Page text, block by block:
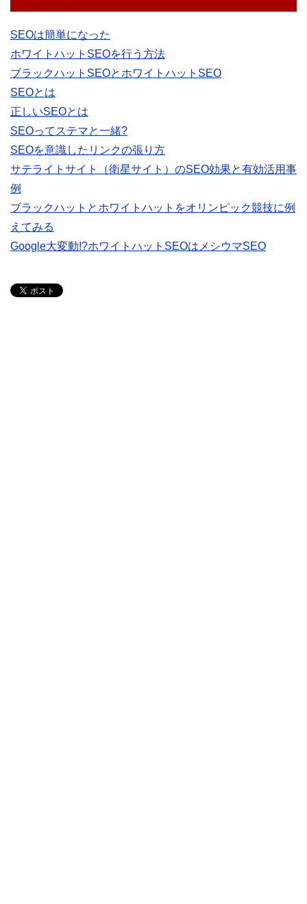
SEOは簡単になった
ホワイトハットSEOを行う方法
ブラックハットSEOとホワイトハットSEO
SEOとは
正しいSEOとは
SEOってステマと一緒?
SEOを意識したリンクの張り方
サテライトサイト（衛星サイト）のSEO効果と有効活用事
例
ブラックハットとホワイトハットをオリンピック競技に例
えてみる
Google大変動!?ホワイトハットSEOはメシウマSEO